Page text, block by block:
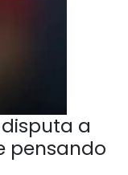
a
pensando